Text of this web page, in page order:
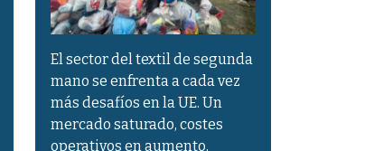
El sector del textil de segunda
mano se enfrenta a cada vez
más desafíos en la UE. Un
mercado saturado, costes
operativos en aumento,